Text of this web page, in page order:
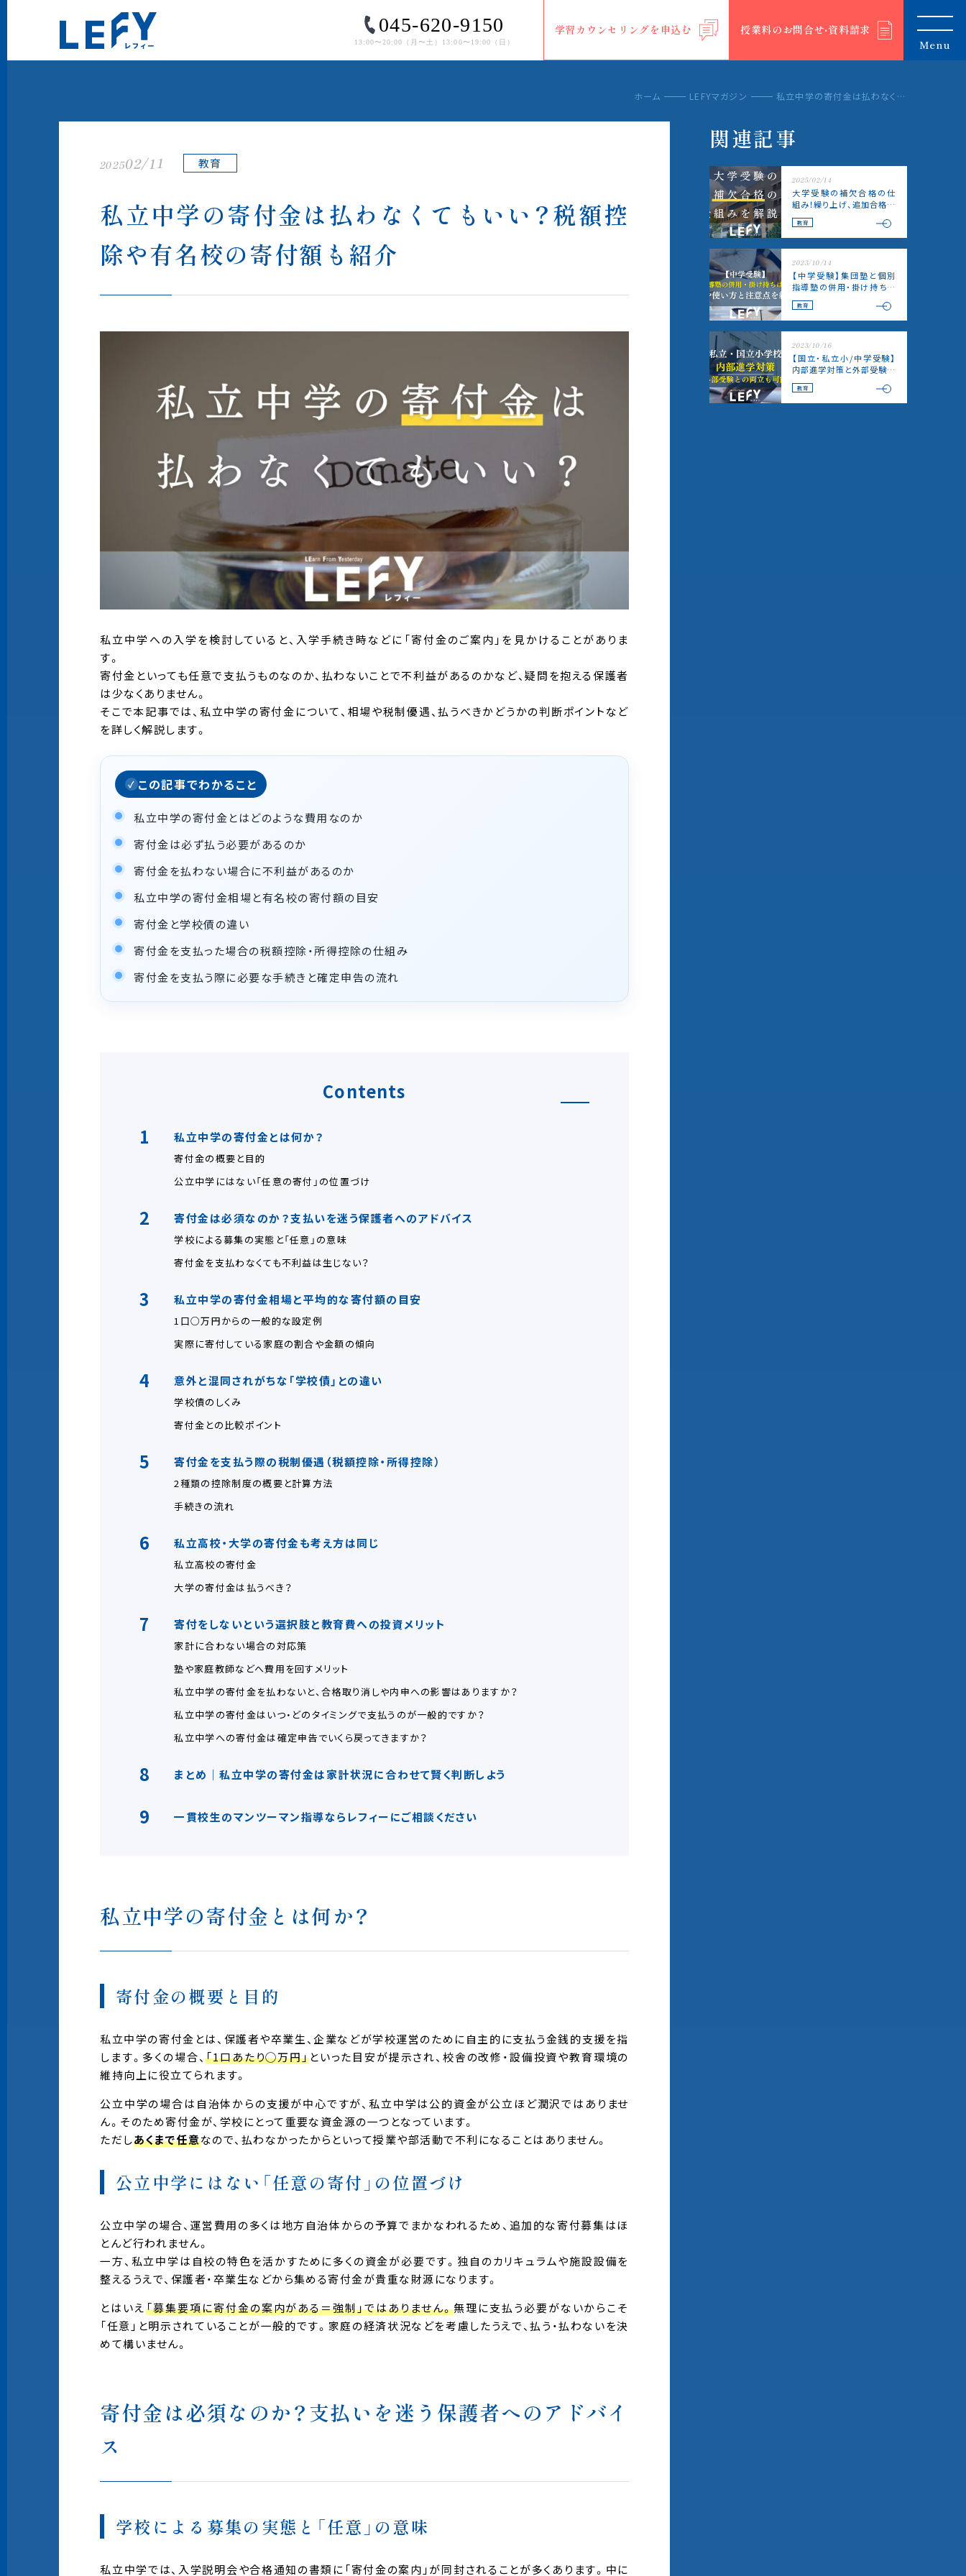
045-620-9150
13:00〜20:00（⽉〜⼟）13:00〜19:00（⽇）
学習カウンセリングを申込む
授業料のお問合せ‧資料請求
Menu
ホーム LEFYマガジン 私立中学の寄付金は払わなくてもいい？税額控除や有名校の寄付額も紹介
202502/11 教育
私立中学の寄付金は払わなくてもいい？税額控
除や有名校の寄付額も紹介
私立中学への入学を検討していると、入学手続き時などに「寄付金のご案内」を見かけることがありま
す。
寄付金といっても任意で支払うものなのか、払わないことで不利益があるのかなど、疑問を抱える保護者
は少なくありません。
そこで本記事では、私立中学の寄付金について、相場や税制優遇、払うべきかどうかの判断ポイントなど
を詳しく解説します。
この記事でわかること
私立中学の寄付金とはどのような費用なのか
寄付金は必ず払う必要があるのか
寄付金を払わない場合に不利益があるのか
私立中学の寄付金相場と有名校の寄付額の目安
寄付金と学校債の違い
寄付金を支払った場合の税額控除・所得控除の仕組み
寄付金を支払う際に必要な手続きと確定申告の流れ
Contents
1
私立中学の寄付金とは何か？
寄付金の概要と目的
公立中学にはない「任意の寄付」の位置づけ
2 寄付金は必須なのか？支払いを迷う保護者へのアドバイス
学校による募集の実態と「任意」の意味
寄付金を支払わなくても不利益は生じない？
3 私立中学の寄付金相場と平均的な寄付額の目安
1口○万円からの一般的な設定例
実際に寄付している家庭の割合や金額の傾向
4 意外と混同されがちな「学校債」との違い
学校債のしくみ
寄付金との比較ポイント
5 寄付金を支払う際の税制優遇（税額控除・所得控除）
2種類の控除制度の概要と計算方法
手続きの流れ
6 私立高校・大学の寄付金も考え方は同じ
私立高校の寄付金
大学の寄付金は払うべき？
7 寄付をしないという選択肢と教育費への投資メリット
家計に合わない場合の対応策
塾や家庭教師などへ費用を回すメリット
私立中学の寄付金を払わないと、合格取り消しや内申への影響はありますか？
私立中学の寄付金はいつ・どのタイミングで支払うのが一般的ですか？
私立中学への寄付金は確定申告でいくら戻ってきますか？
8 まとめ｜私立中学の寄付金は家計状況に合わせて賢く判断しよう
9 一貫校生のマンツーマン指導ならレフィーにご相談ください
私立中学の寄付金とは何か？
寄付金の概要と目的
私立中学の寄付金とは、保護者や卒業生、企業などが学校運営のために自主的に支払う金銭的支援を指
します。多くの場合、「1口あたり◯万円」といった目安が提示され、校舎の改修・設備投資や教育環境の
維持向上に役立てられます。
公立中学の場合は自治体からの支援が中心ですが、私立中学は公的資金が公立ほど潤沢ではありませ
ん。そのため寄付金が、学校にとって重要な資金源の一つとなっています。
ただしあくまで任意なので、払わなかったからといって授業や部活動で不利になることはありません。
公立中学にはない「任意の寄付」の位置づけ
公立中学の場合、運営費用の多くは地方自治体からの予算でまかなわれるため、追加的な寄付募集はほ
とんど行われません。
一方、私立中学は自校の特色を活かすために多くの資金が必要です。独自のカリキュラムや施設設備を
整えるうえで、保護者・卒業生などから集める寄付金が貴重な財源になります。
とはいえ「募集要項に寄付金の案内がある＝強制」ではありません。無理に支払う必要がないからこそ
「任意」と明示されていることが一般的です。家庭の経済状況などを考慮したうえで、払う・払わないを決
めて構いません。
寄付金は必須なのか？支払いを迷う保護者へのアドバイ
ス
学校による募集の実態と「任意」の意味
私立中学では、入学説明会や合格通知の書類に「寄付金の案内」が同封されることが多くあります。中に
関連記事
2025/02/14
大学受験の補欠合格の仕
組み！繰り上げ、追加合格の
連絡はいつ？逃さないため
の準備も
教育
2023/10/14
【中学受験】集団塾と個別
指導塾の併用・掛け持ちは
あり？
教育
2023/10/16
【国立・私立小/中学受験】
内部進学対策と外部受験対
策ができる塾
教育